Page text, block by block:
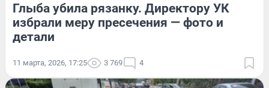
Глыба убила рязанку. Директору УК
избрали меру пресечения — фото и
детали
11 марта, 2026, 17:25 3 769 4